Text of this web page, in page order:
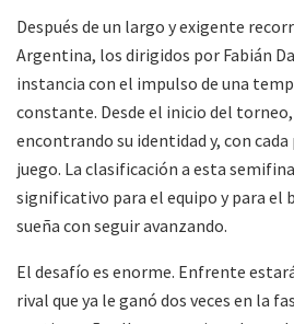
Después de un largo y exigente
Argentina, los dirigidos por Fabián
instancia con el impulso de una
constante. Desde el inicio del
encontrando su identidad y, con
juego. La clasificación a esta
significativo para el equipo y para el
sueña con seguir avanzando.
El desafío es enorme. Enfrente
rival que ya le ganó dos veces en la